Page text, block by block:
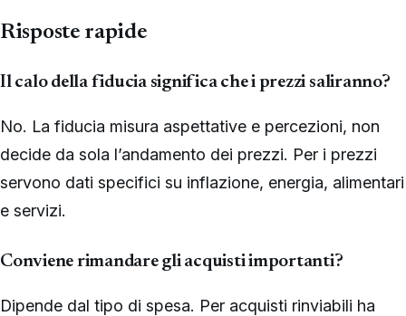
Risposte rapide
Il calo della fiducia significa che i prezzi saliranno?
No. La fiducia misura aspettative e percezioni, non
decide da sola l’andamento dei prezzi. Per i prezzi
servono dati specifici su inflazione, energia, alimentari
e servizi.
Conviene rimandare gli acquisti importanti?
Dipende dal tipo di spesa. Per acquisti rinviabili ha